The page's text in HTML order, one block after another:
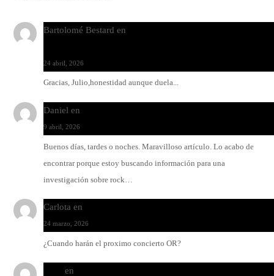
Bartolomé Bestard en
24 abril, 2026
Gracias, Julio,honestidad aunque duela...
Daniel en
9 abril, 2026
Buenos días, tardes o noches. Maravilloso artículo. Lo acabo de
encontrar porque estoy buscando información para una
investigación sobre rock…
Carlota en
24 marzo, 2026
¿Cuando harán el proximo concierto OR?
en